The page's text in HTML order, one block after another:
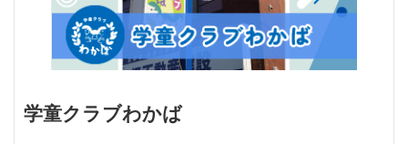
学童クラブわかば